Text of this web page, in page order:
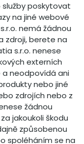
poskytovat
na jiné webové
nemá žádnou
zdroji, berete na
s.r.o. nenese
externích
a neodpovídá ani
nebo jiné
zdrojích nebo z
žádnou
jakoukoli škodu
způsobenou
spoléháním se na